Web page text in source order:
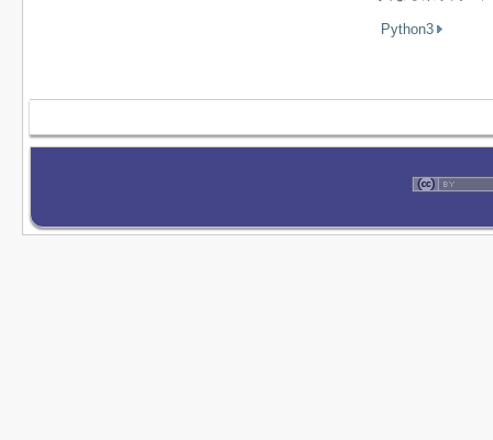
Python3